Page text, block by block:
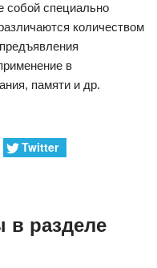
собой специально
количеством
в
памяти и др.
Twitter
в разделе